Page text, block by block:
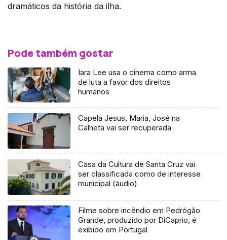
dramáticos da história da ilha.
Pode também gostar
Iara Lee usa o cinema como arma
de luta a favor dos direitos
humanos
Capela Jesus, Maria, José na
Calheta vai ser recuperada
Casa da Cultura de Santa Cruz vai
ser classificada como de interesse
municipal (áudio)
Filme sobre incêndio em Pedrógão
Grande, produzido por DiCaprio, é
exibido em Portugal